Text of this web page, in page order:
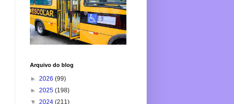
Arquivo do blog
► 2026 (99)
► 2025 (198)
▼ 2024 (211)